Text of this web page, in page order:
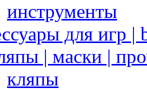
инструменты
для игр |
| маски |
кляпы